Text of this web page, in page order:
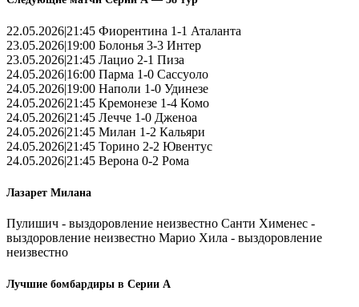
22.05.2026|21:45 Фиорентина 1-1 Аталанта
23.05.2026|19:00 Болонья 3-3 Интер
23.05.2026|21:45 Лацио 2-1 Пиза
24.05.2026|16:00 Парма 1-0 Сассуоло
24.05.2026|19:00 Наполи 1-0 Удинезе
24.05.2026|21:45 Кремонезе 1-4 Комо
24.05.2026|21:45 Лечче 1-0 Дженоа
24.05.2026|21:45 Милан 1-2 Кальяри
24.05.2026|21:45 Торино 2-2 Ювентус
24.05.2026|21:45 Верона 0-2 Рома
Лазарет Милана
Пулишич - выздоровление неизвестно Санти Хименес -
выздоровление неизвестно Марио Хила - выздоровление
неизвестно
Лучшие бомбардиры в Серии А